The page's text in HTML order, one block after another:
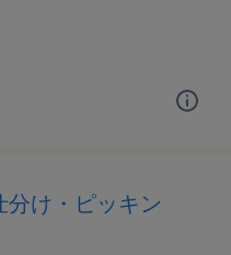
分け・ピッキン